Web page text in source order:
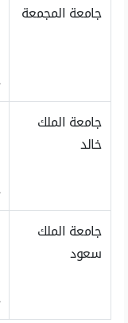
جامعة المجمعة
جامعة الملك
خالد
جامعة الملك
سعود